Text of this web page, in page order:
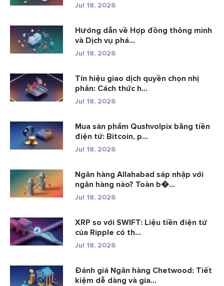
Jul 18, 2026
Hướng dẫn về Hợp đồng thông minh
và Dịch vụ phá...
Jul 18, 2026
Tín hiệu giao dịch quyền chọn nhị
phân: Cách thức h...
Jul 18, 2026
Mua sản phẩm Qushvolpix bằng tiền
điện tử: Bitcoin, p...
Jul 18, 2026
Ngân hàng Allahabad sáp nhập với
ngân hàng nào? Toàn b�...
Jul 18, 2026
XRP so với SWIFT: Liệu tiền điện tử
của Ripple có th...
Jul 18, 2026
Đánh giá Ngân hàng Chetwood: Tiết
kiệm dễ dàng và gia...